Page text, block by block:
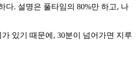
다. 설명은 풀타임의 80%만 하고, 나
있기 때문에, 30분이 넘어가면 지루